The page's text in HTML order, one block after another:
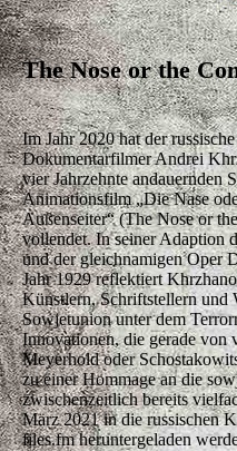
The Nose or the
Im Jahr 2020 hat der
Dokumentarfilmer Andrei
vier Jahrzehnte andauernden
Animationsfilm „Die Nase
Außenseiter“ (The Nose or
vollendet. In seiner Adaption
und der gleichnamigen Oper
Jahr 1929 reflektiert
Künstlern, Schriftstellern und
Sowjetunion unter dem
Innovationen, die gerade von
Meyerhold oder
zu einer Hommage an die
zwischenzeitlich bereits
März 2021 in die russischen
files.fm heruntergeladen